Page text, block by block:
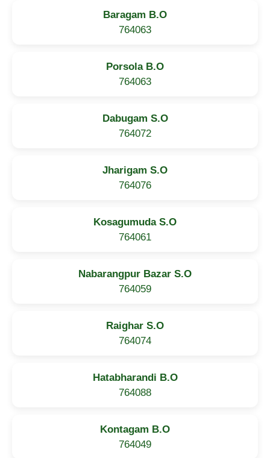
Baragam B.O
764063
Porsola B.O
764063
Dabugam S.O
764072
Jharigam S.O
764076
Kosagumuda S.O
764061
Nabarangpur Bazar S.O
764059
Raighar S.O
764074
Hatabharandi B.O
764088
Kontagam B.O
764049